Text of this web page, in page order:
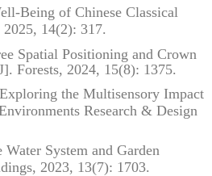
Being of Chinese Classical
14(2): 317.
Spatial Positioning and Crown
Forests, 2024, 15(8): 1375.
the Multisensory Impact
Research & Design
System and Garden
2023, 13(7): 1703.